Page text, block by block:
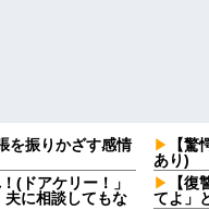
を振りかざす感情
(ドアケリー！」
に相談してもな
【
あり)
【
てよ」